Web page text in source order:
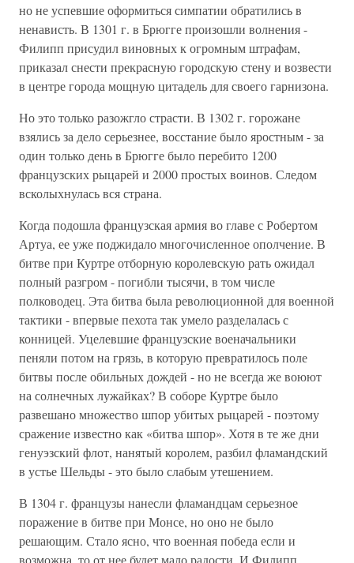
но не успевшие оформиться симпатии обратились в
ненависть. В 1301 г. в Брюгге произошли волнения -
Филипп присудил виновных к огромным штрафам,
приказал снести прекрасную городскую стену и возвести
в центре города мощную цитадель для своего гарнизона.
Но это только разожгло страсти. В 1302 г. горожане
взялись за дело серьезнее, восстание было яростным - за
один только день в Брюгге было перебито 1200
французских рыцарей и 2000 простых воинов. Следом
всколыхнулась вся страна.
Когда подошла французская армия во главе с Робертом
Артуа, ее уже поджидало многочисленное ополчение. В
битве при Куртре отборную королевскую рать ожидал
полный разгром - погибли тысячи, в том числе
полководец. Эта битва была революционной для военной
тактики - впервые пехота так умело разделалась с
конницей. Уцелевшие французские военачальники
пеняли потом на грязь, в которую превратилось поле
битвы после обильных дождей - но не всегда же воюют
на солнечных лужайках? В соборе Куртре было
развешано множество шпор убитых рыцарей - поэтому
сражение известно как «битва шпор». Хотя в те же дни
генуэзский флот, нанятый королем, разбил фламандский
в устье Шельды - это было слабым утешением.
В 1304 г. французы нанесли фламандцам серьезное
поражение в битве при Монсе, но оно не было
решающим. Стало ясно, что военная победа если и
возможна, то от нее будет мало радости. И Филипп